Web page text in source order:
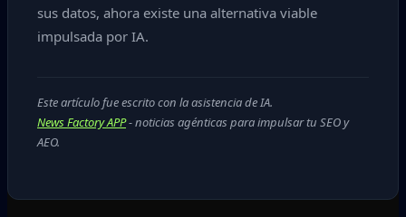
sus datos, ahora existe una alternativa viable
impulsada por IA.
Este artículo fue escrito con la asistencia de IA.
News Factory APP- noticias agénticas para impulsar tu SEO y
AEO.